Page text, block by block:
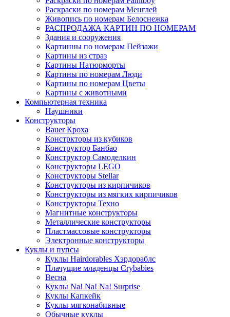
Раскраски по номерам Менглей
Живопись по номерам Белоснежка
РАСПРОДАЖА КАРТИН ПО НОМЕРАМ
Здания и сооружения
Картинны по номерам Пейзажи
Картины из страз
Картины Натюрморты
Картины по номерам Люди
Картины по номерам Цветы
Картины с животными
Компьютерная техника
Наушники
Конструкторы
Bauer Кроха
Констркторы из кубиков
Конструктор Банбао
Конструктор Самоделкин
Конструкторы LEGO
Конструкторы Stellar
Конструкторы из кирпичиков
Конструкторы из мягких кирпичиков
Конструкторы Техно
Магнитные конструкторы
Металлические конструкторы
Пластмассовые конструкторы
Электронные конструкторы
Куклы и пупсы
Куклы Hairdorables Хэрдораблс
Плачущие младенцы Crybabies
Весна
Куклы Na! Na! Na! Surprise
Куклы Капкейк
Куклы мягконабивные
Обычные куклы